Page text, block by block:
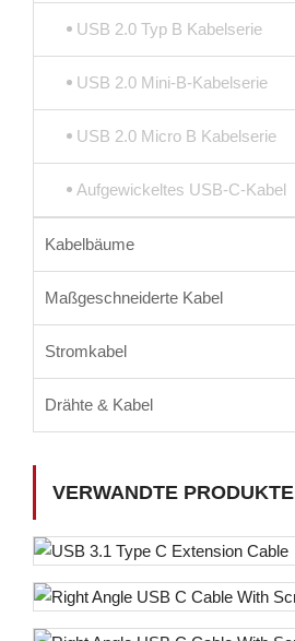
USB 2.0 Typ B Kabelserie
USB 2.0 Mini-B-Kabelserie
USB 2.0 Micro B Kabelserie
Aufgewickeltes USB-C-Kabel
Kabelbäume
Maßgeschneiderte Kabel
Stromkabel
Drähte & Kabel
VERWANDTE PRODUKTE